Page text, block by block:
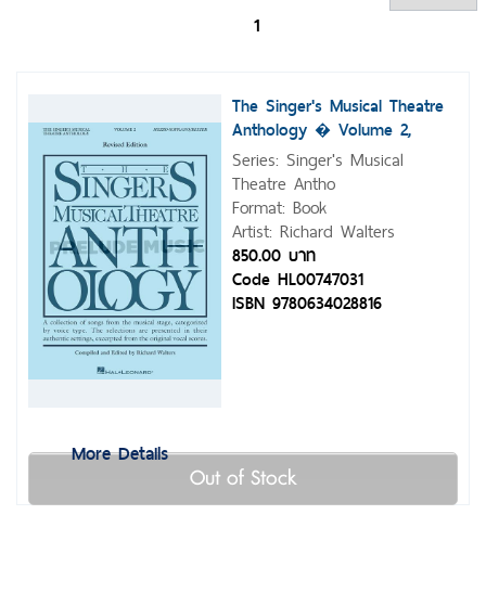
1
More Details
The Singer's Musical Theatre
Anthology � Volume 2,
Revised
Series: Singer's Musical
Theatre Antho
Format: Book
Artist: Richard Walters
850.00 บาท
Code HL00747031
ISBN 9780634028816
Out of Stock